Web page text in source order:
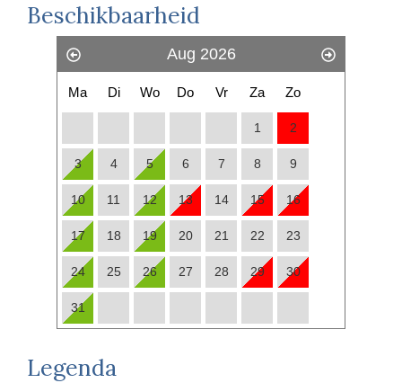
Beschikbaarheid
Aug 2026
Ma Di Wo Do Vr Za Zo
1 2
3 4 5 6 7 8 9
10 11 12 13 14 15 16
17 18 19 20 21 22 23
24 25 26 27 28 29 30
31
Legenda